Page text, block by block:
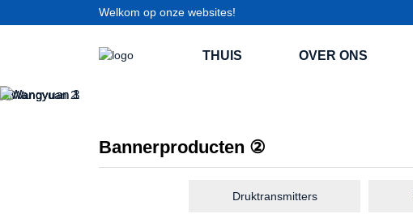
Welkom op onze websites!
THUIS OVER ONS
Bannerproducten ②
Druktransmitters